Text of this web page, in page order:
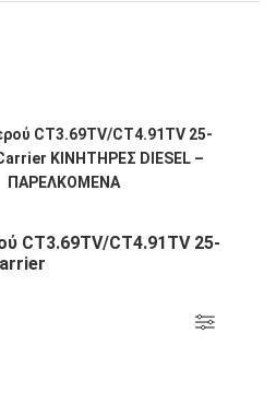
CT3.69TV/CT4.91TV 25-